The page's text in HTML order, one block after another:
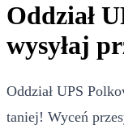
Oddział
wysyłaj
Oddział UPS
taniej! Wyceń